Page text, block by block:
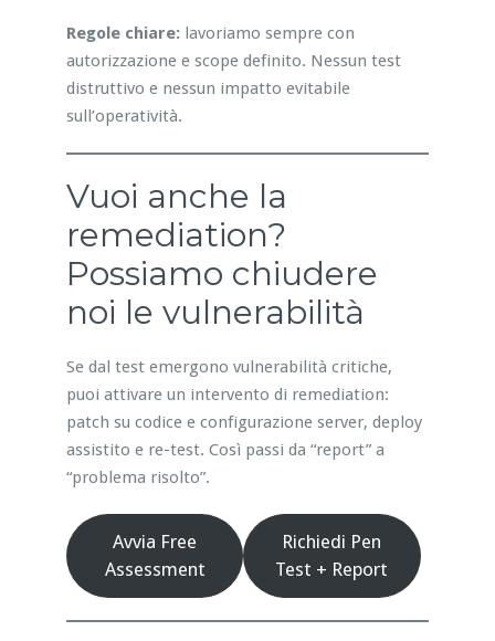
Regole chiare: lavoriamo sempre con
autorizzazione e scope definito. Nessun test
distruttivo e nessun impatto evitabile
sull’operatività.
Vuoi anche la
remediation?
Possiamo chiudere
noi le vulnerabilità
Se dal test emergono vulnerabilità critiche,
puoi attivare un intervento di remediation:
patch su codice e configurazione server, deploy
assistito e re-test. Così passi da “report” a
“problema risolto”.
Avvia Free
Assessment
Richiedi Pen
Test + Report